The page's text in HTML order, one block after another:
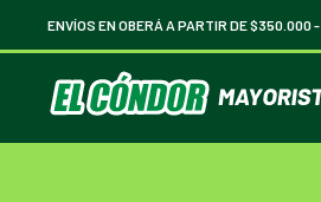
ENVÍOS EN OBERÁ A PARTIR DE $350.000 -